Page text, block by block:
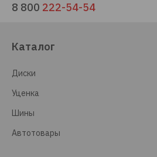
8 800 222-54-54
Каталог
Диски
Уценка
Шины
Автотовары